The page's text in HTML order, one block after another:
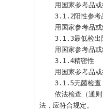
用国家参考
3.1.2阳性参
用国家参考
3.1.3最低检
用国家参考
    3.1.4精密性
用国家参考
    3.1.5无菌检查
法，应符合规定。